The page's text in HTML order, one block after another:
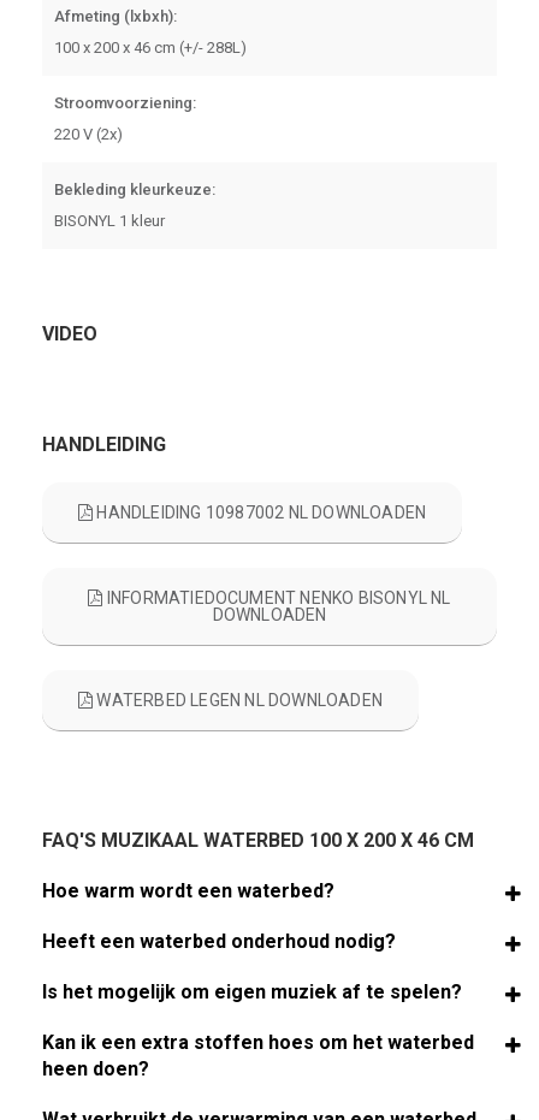
Afmeting (lxbxh):
100 x 200 x 46 cm (+/- 288L)
Stroomvoorziening:
220 V (2x)
Bekleding kleurkeuze:
BISONYL 1 kleur
VIDEO
HANDLEIDING
HANDLEIDING 10987002 NL DOWNLOADEN
INFORMATIEDOCUMENT NENKO BISONYL NL
DOWNLOADEN
WATERBED LEGEN NL DOWNLOADEN
FAQ'S MUZIKAAL WATERBED 100 X 200 X 46 CM
Hoe warm wordt een waterbed?
Heeft een waterbed onderhoud nodig?
Is het mogelijk om eigen muziek af te spelen?
Kan ik een extra stoffen hoes om het waterbed
heen doen?